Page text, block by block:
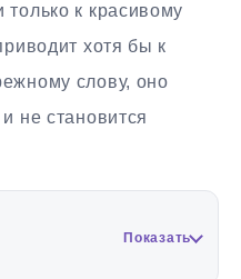
только к красивому
хотя бы к
слову, оно
не становится
Показать